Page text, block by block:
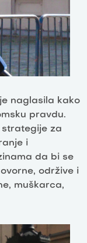
naglasila kako
pravdu.
strategije za
i
da bi se
održive i
muškarca,